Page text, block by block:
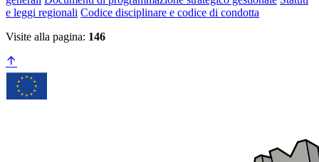
e leggi regionali Codice disciplinare e codice di condotta
Visite alla pagina: 146